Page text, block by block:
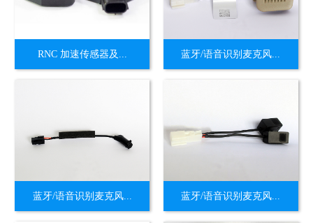
RNC 加速传感器及... 蓝牙/语音识别麦克风...
蓝牙/语音识别麦克风... 蓝牙/语音识别麦克风...